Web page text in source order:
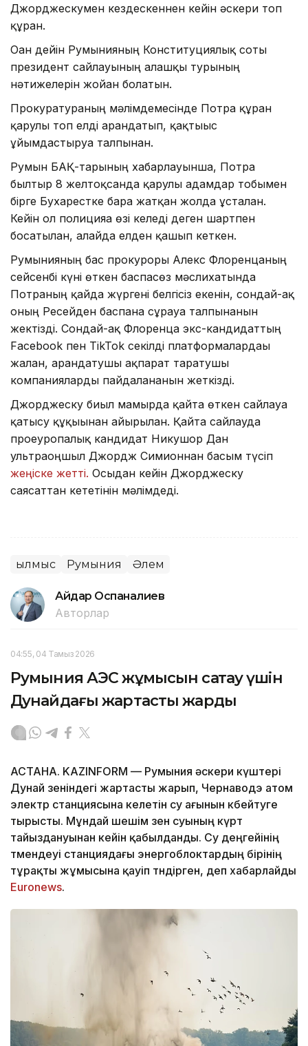
Джорджескумен кездескеннен кейін әскери топ
құрған.
Оған дейін Румынияның Конституциялық соты
президент сайлауының алғашқы турының
нәтижелерін жойған болатын.
Прокуратураның мәлімдемесінде Потра құрған
қарулы топ елді арандатып, қақтығыс
ұйымдастыруға талпынған.
Румын БАҚ-тарының хабарлауынша, Потра
былтыр 8 желтоқсанда қарулы адамдар тобымен
бірге Бухарестке бара жатқан жолда ұсталған.
Кейін ол полицияға өзі келеді деген шартпен
босатылған, алайда елден қашып кеткен.
Румынияның бас прокуроры Алекс Флоренцаның
сейсенбі күні өткен баспасөз мәслихатында
Потраның қайда жүргені белгісіз екенін, сондай-ақ
оның Ресейден баспана сұрауға талпынғанын
жектізді. Сондай-ақ Флоренца экс-кандидаттың
Facebook пен TikTok секілді платформалардағы
жалған, арандатушы ақпарат таратушы
компанияларды пайдаланғанын жеткізді.
Джорджеску биыл мамырда қайта өткен сайлауға
қатысу құқығынан айырылған. Қайта сайлауда
проеуропалық кандидат Никушор Дан
ультраоңшыл Джордж Симионнан басым түсіп
жеңіске жетті. Осыдан кейін Джорджеску
саясаттан кететінін мәлімдеді.
Қылмыс Румыния Әлем
Айдар Оспаналиев
Авторлар
04:55, 04 Тамыз 2026
Румыния АЭС жұмысын сақтау үшін
Дунайдағы жартасты жарды
АСТАНА. KAZINFORM — Румыния әскери күштері
Дунай өзеніндегі жартасты жарып, Чернаводэ атом
электр станциясына келетін су ағынын көбейтуге
тырысты. Мұндай шешім өзен суының күрт
тайыздануынан кейін қабылданды. Су деңгейінің
төмендеуі станциядағы энергоблоктардың бірінің
тұрақты жұмысына қауіп төндірген, деп хабарлайды
Euronews.